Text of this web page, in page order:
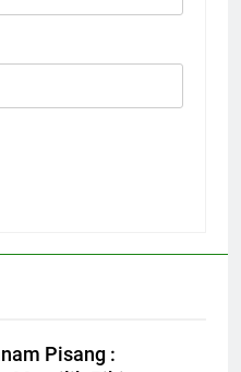
Pisang :